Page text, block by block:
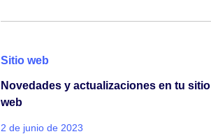
Sitio web
Novedades y actualizaciones en tu sitio
web
2 de junio de 2023